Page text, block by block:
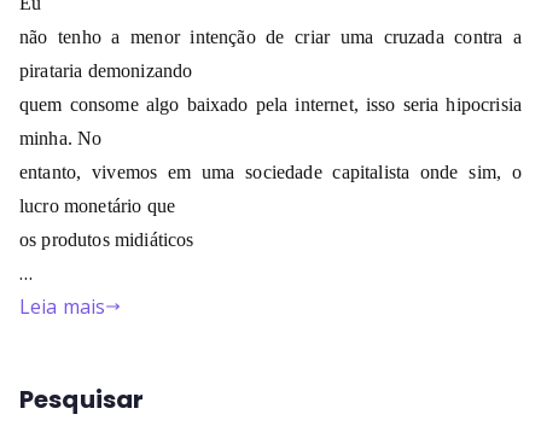
não tenho a menor intenção de criar uma cruzada contra a
pirataria demonizando
quem consome algo baixado pela internet, isso seria hipocrisia
minha. No
entanto, vivemos em uma sociedade capitalista onde sim, o
lucro monetário que
os produtos midiáticos
…
Leia mais
Pesquisar